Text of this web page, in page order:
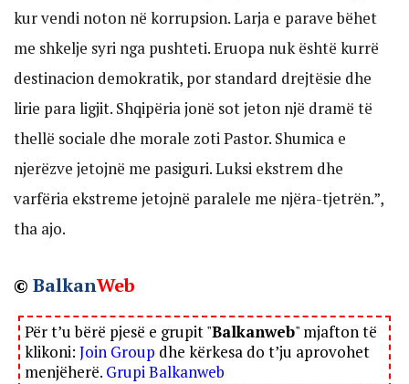
kur vendi noton në korrupsion. Larja e parave bëhet
me shkelje syri nga pushteti. Eruopa nuk është kurrë
destinacion demokratik, por standard drejtësie dhe
lirie para ligjit. Shqipëria jonë sot jeton një dramë të
thellë sociale dhe morale zoti Pastor. Shumica e
njerëzve jetojnë me pasiguri. Luksi ekstrem dhe
varfëria ekstreme jetojnë paralele me njëra-tjetrën.”,
tha ajo.
© BalkanWeb
Për t’u bërë pjesë e grupit "Balkanweb" mjafton të
klikoni: Join Group dhe kërkesa do t’ju aprovohet
menjëherë. Grupi Balkanweb